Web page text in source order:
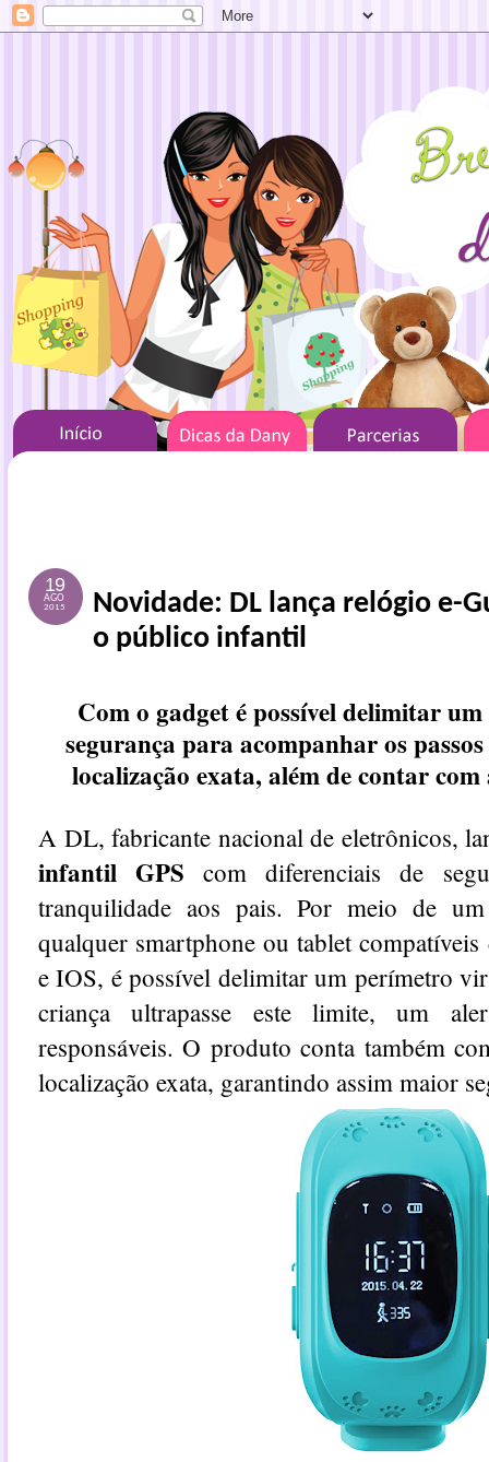
19
AGO
2015
Novidade: DL lança relógio e-
o público infantil
Com o gadget é possível delimitar
segurança para acompanhar os
localização exata, além de contar com
A DL, fabricante nacional de eletrônicos,
infantil GPScom diferenciais de
tranquilidade aos pais. Por meio de
qualquer smartphone ou tablet
e IOS, é possível delimitar um perímetro
criança ultrapasse este limite, um
responsáveis. O produto conta também
localização exata, garantindo assim maior